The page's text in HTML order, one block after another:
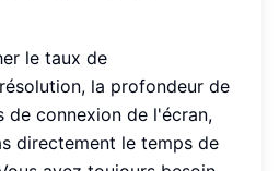
le taux de
la profondeur de
de connexion de l'écran,
directement le temps de